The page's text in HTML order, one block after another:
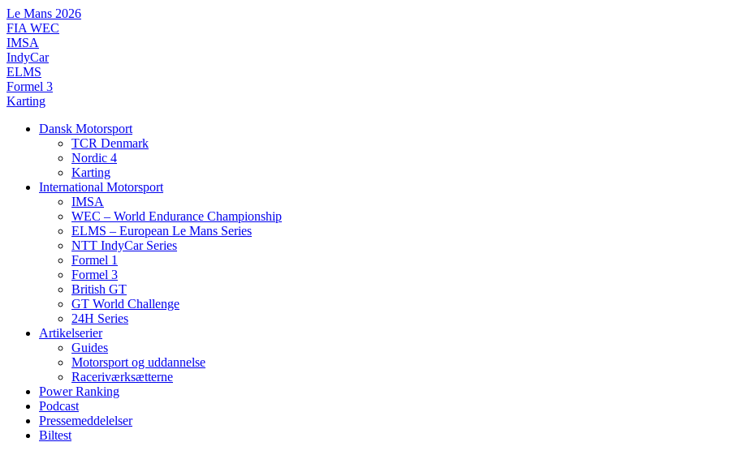
Videre
til
indhold
Le Mans 2026
FIA WEC
IMSA
IndyCar
ELMS
Formel 3
Karting
Dansk Motorsport
TCR Denmark
Nordic 4
Karting
International Motorsport
IMSA
WEC – World Endurance Championship
ELMS – European Le Mans Series
NTT IndyCar Series
Formel 1
Formel 3
British GT
GT World Challenge
24H Series
Artikelserier
Guides
Motorsport og uddannelse
Raceriværksætterne
Power Ranking
Podcast
Pressemeddelelser
Biltest